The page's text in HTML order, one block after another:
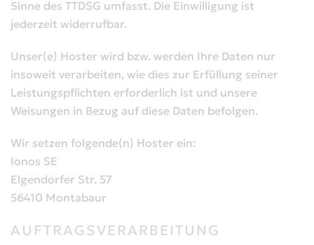
Sinne des TTDSG umfasst. Die Einwilligung ist
jederzeit widerrufbar.
Unser(e) Hoster wird bzw. werden Ihre Daten nur
insoweit verarbeiten, wie dies zur Erfüllung seiner
Leistungspflichten erforderlich ist und unsere
Weisungen in Bezug auf diese Daten befolgen.
Wir setzen folgende(n) Hoster ein:
Ionos SE
Elgendorfer Str. 57
56410 Montabaur
AUFTRAGSVERARBEITUNG